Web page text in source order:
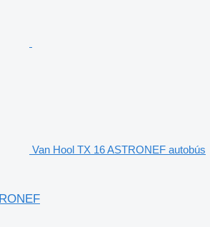
Van Hool TX 16 ASTRONEF autobús